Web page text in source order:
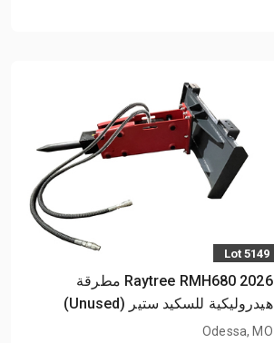
Lot 5149
2026 Raytree RMH680 مطرقة
هيدروليكية للسكيد ستير (Unused)
Odessa, MO